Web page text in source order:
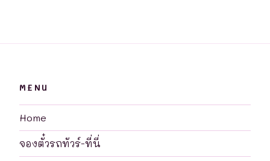
MENU
Home
จองตั๋วรถทัวร์-ที่นี่